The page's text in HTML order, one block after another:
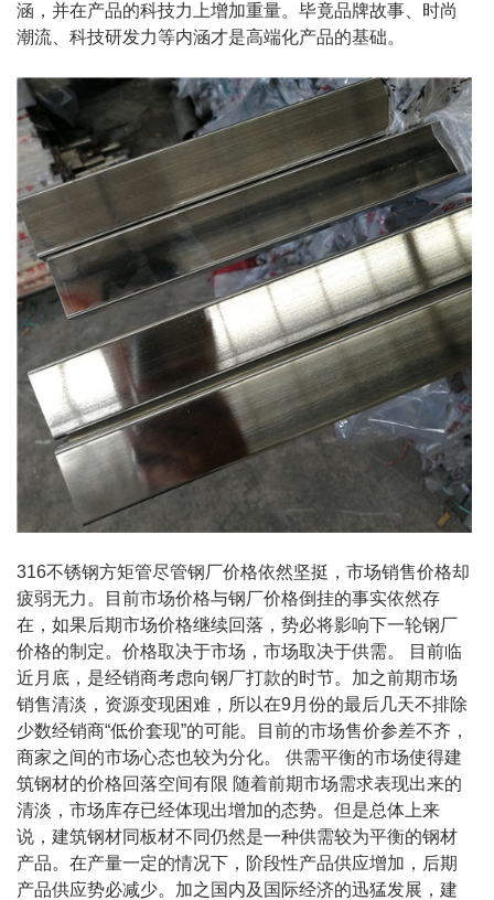
涵，并在产品的科技力上增加重量。毕竟品牌故事、时尚
潮流、科技研发力等内涵才是高端化产品的基础。
316不锈钢方矩管尽管钢厂价格依然坚挺，市场销售价格却
疲弱无力。目前市场价格与钢厂价格倒挂的事实依然存
在，如果后期市场价格继续回落，势必将影响下一轮钢厂
价格的制定。价格取决于市场，市场取决于供需。 目前临
近月底，是经销商考虑向钢厂打款的时节。加之前期市场
销售清淡，资源变现困难，所以在9月份的最后几天不排除
少数经销商“低价套现”的可能。目前的市场售价参差不齐，
商家之间的市场心态也较为分化。 供需平衡的市场使得建
筑钢材的价格回落空间有限 随着前期市场需求表现出来的
清淡，市场库存已经体现出增加的态势。但是总体上来
说，建筑钢材同板材不同仍然是一种供需较为平衡的钢材
产品。在产量一定的情况下，阶段性产品供应增加，后期
产品供应势必减少。加之国内及国际经济的迅猛发展，建